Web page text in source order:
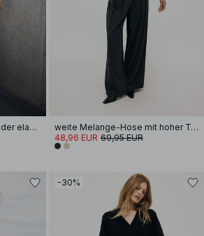
anzughose mit tief sitzender elastischer taille
weite Melange-Hose mit hoher Taille
48,96 EUR 69,95 EUR
-30%